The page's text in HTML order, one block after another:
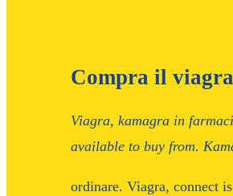
Compra il
Viagra, kamagra in
available to buy from.
ordinare. Viagra, connect is